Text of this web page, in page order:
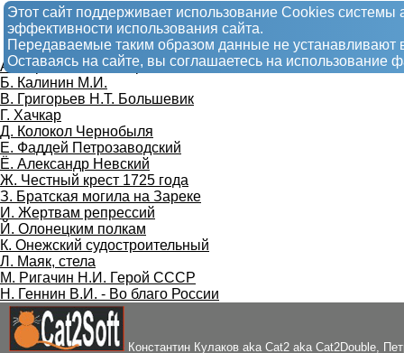
Этот сайт поддерживает использование Сookies системы
эффективности использования сайта.
Передаваемые таким образом данные не устанавливают
Оставаясь на сайте, вы соглашаетесь на
По Зареке
Пешком от "Варламов Н.Г., сержант" до
А. Варламов Н.Г., сержант
Б. Калинин М.И.
В. Григорьев Н.Т. Большевик
Г. Хачкар
Д. Колокол Чернобыля
Е. Фаддей Петрозаводский
Ё. Александр Невский
Ж. Честный крест 1725 года
З. Братская могила на Зареке
И. Жертвам репрессий
Й. Олонецким полкам
К. Онежский судостроительный
Л. Маяк, стела
М. Ригачин Н.И. Герой СССР
Н. Геннин В.И. - Во благо России
Константин Кулаков aka Cat2 aka Cat2Double,